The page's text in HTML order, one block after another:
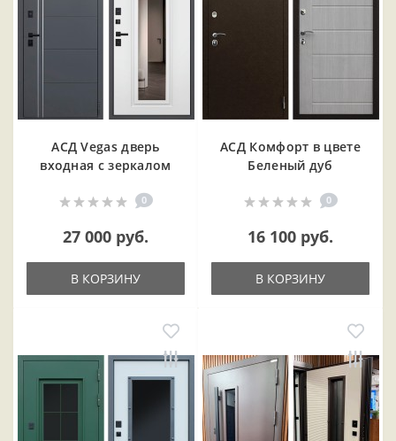
АСД Vegas дверь
входная с зеркалом
0
27 000 руб.
В КОРЗИНУ
АСД Комфорт в цвете
Беленый дуб
0
16 100 руб.
В КОРЗИНУ